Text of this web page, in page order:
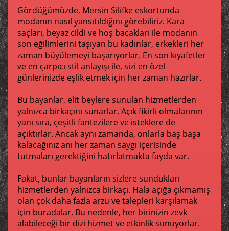
Gördüğümüzde, Mersin Silifke eskortunda
modanın nasıl yansıtıldığını görebiliriz. Kara
saçları, beyaz cildi ve hoş bacakları ile modanın
son eğilimlerini taşıyan bu kadınlar, erkekleri her
zaman büyülemeyi başarıyorlar. En son kıyafetler
ve en çarpıcı stil anlayışı ile, sizi en özel
günlerinizde eşlik etmek için her zaman hazırlar.
Bu bayanlar, elit beylere sunulan hizmetlerden
yalnızca birkaçını sunarlar. Açık fikirli olmalarının
yanı sıra, çeşitli fantezilere ve isteklere de
açıktırlar. Ancak aynı zamanda, onlarla baş başa
kalacağınız anı her zaman saygı içerisinde
tutmaları gerektiğini hatırlatmakta fayda var.
Fakat, bunlar bayanların sizlere sundukları
hizmetlerden yalnızca birkaçı. Hala açığa çıkmamış
olan çok daha fazla arzu ve talepleri karşılamak
için buradalar. Bu nedenle, her birinizin zevk
alabileceği bir dizi hizmet ve etkinlik sunuyorlar.